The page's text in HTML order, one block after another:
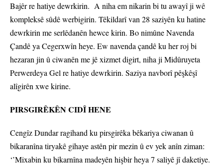
Bajêr re hatiye dewrkirin. A niha em nikarin bi tu awayî ji wê
kompleksê sûdê werbigirin. Têkildarî van 28 saziyên ku hatine
dewrkirin me serlêdanên hewce kirin. Bo nimûne Navenda
Çandê ya Cegerxwîn heye. Ew navenda çandê ku her roj bi
hezaran jin û ciwanên me jê xizmet digirt, niha ji Midûruyeta
Perwerdeya Gel re hatiye dewrkirin. Saziya navborî pêşkêşî
alîgirên xwe kirine.
PIRSGIRÊKÊN CIDÎ HENE
Cengîz Dundar ragihand ku pirsgirêka bêkariya ciwanan û
bikaranîna tiryakê gihaye astên pir mezin û ev yek anîn ziman:
‘’Mixabin ku bikarnîna madeyên hişbir heya 7 saliyê jî daketiye.